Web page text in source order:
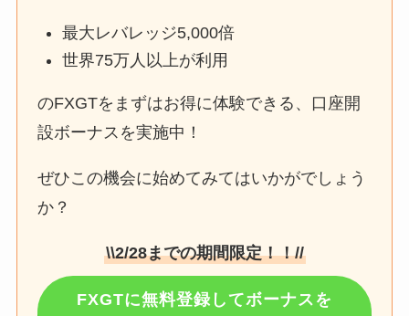
最大レバレッジ5,000倍
世界75万人以上が利用
のFXGTをまずはお得に体験できる、口座開
設ボーナスを実施中！
ぜひこの機会に始めてみてはいかがでしょう
か？
\\2/28までの期間限定！！//
FXGTに無料登録してボーナスを